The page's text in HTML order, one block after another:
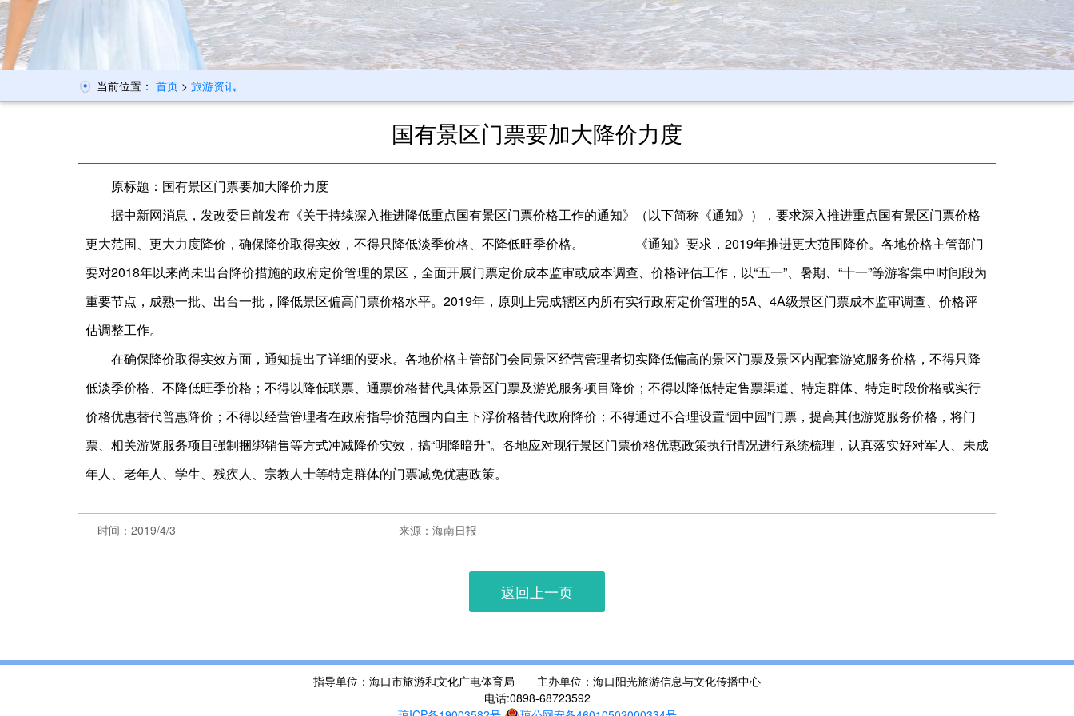
当前位置： 首页 > 旅游资讯
国有景区门票要加大降价力度
原标题：国有景区门票要加大降价力度
据中新网消息，发改委日前发布《关于持续深入推进降低重点国有景区门票价格工作的通知》（以下简称《通知》），要求深入推进重点国有景区门票价格
更大范围、更大力度降价，确保降价取得实效，不得只降低淡季价格、不降低旺季价格。 《通知》要求，2019年推进更大范围降价。各地价格主管部门
要对2018年以来尚未出台降价措施的政府定价管理的景区，全面开展门票定价成本监审或成本调查、价格评估工作，以“五一”、暑期、“十一”等游客集中时间段为
重要节点，成熟一批、出台一批，降低景区偏高门票价格水平。2019年，原则上完成辖区内所有实行政府定价管理的5A、4A级景区门票成本监审调查、价格评
估调整工作。
在确保降价取得实效方面，通知提出了详细的要求。各地价格主管部门会同景区经营管理者切实降低偏高的景区门票及景区内配套游览服务价格，不得只降
低淡季价格、不降低旺季价格；不得以降低联票、通票价格替代具体景区门票及游览服务项目降价；不得以降低特定售票渠道、特定群体、特定时段价格或实行
价格优惠替代普惠降价；不得以经营管理者在政府指导价范围内自主下浮价格替代政府降价；不得通过不合理设置“园中园”门票，提高其他游览服务价格，将门
票、相关游览服务项目强制捆绑销售等方式冲减降价实效，搞“明降暗升”。各地应对现行景区门票价格优惠政策执行情况进行系统梳理，认真落实好对军人、未成
年人、老年人、学生、残疾人、宗教人士等特定群体的门票减免优惠政策。
时间：2019/4/3 来源：海南日报
返回上一页
指导单位：海口市旅游和文化广电体育局 主办单位：海口阳光旅游信息与文化传播中心
电话:0898-68723592